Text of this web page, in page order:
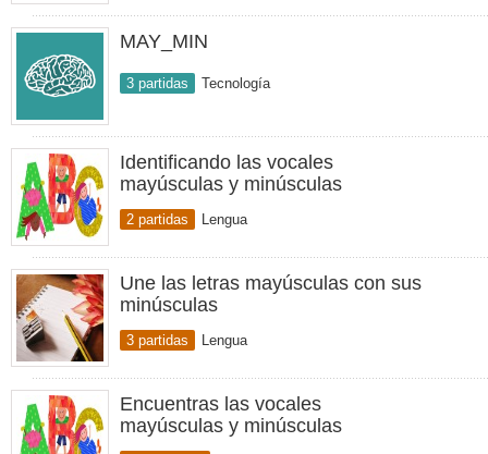
MAY_MIN
3 partidas Tecnología
Identificando las vocales
mayúsculas y minúsculas
2 partidas Lengua
Une las letras mayúsculas con sus
minúsculas
3 partidas Lengua
Encuentras las vocales
mayúsculas y minúsculas